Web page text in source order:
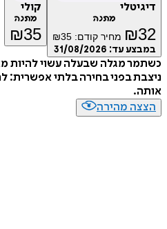
דיגיטלי
מתנה
₪32 מחיר קודם: ₪35
במבצע עד: 31/08/2026
קולי
מתנה
₪35
כשתמר מגלה שבעלה עשוי להיות
ניצבת בפני בחירה בלתי אפשרית:
אותה.
הצצה מהירה